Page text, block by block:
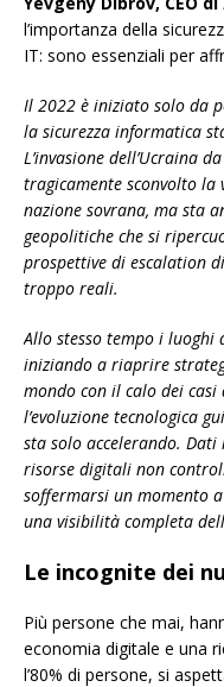
l’importanza della
IT: sono essenziali per
Il 2022 è iniziato solo da
la sicurezza informatica
L’invasione dell’Ucraina
tragicamente sconvolto
nazione sovrana, ma sta
geopolitiche che si
prospettive di escalation
troppo reali.
Allo stesso tempo i
iniziando a riaprire
mondo con il calo dei casi
l’evoluzione tecnologica
sta solo accelerando.
risorse digitali non
soffermarsi un momento
una visibilità completa
Le incognite dei
Più persone che mai,
economia digitale e una
l’80% di persone, si